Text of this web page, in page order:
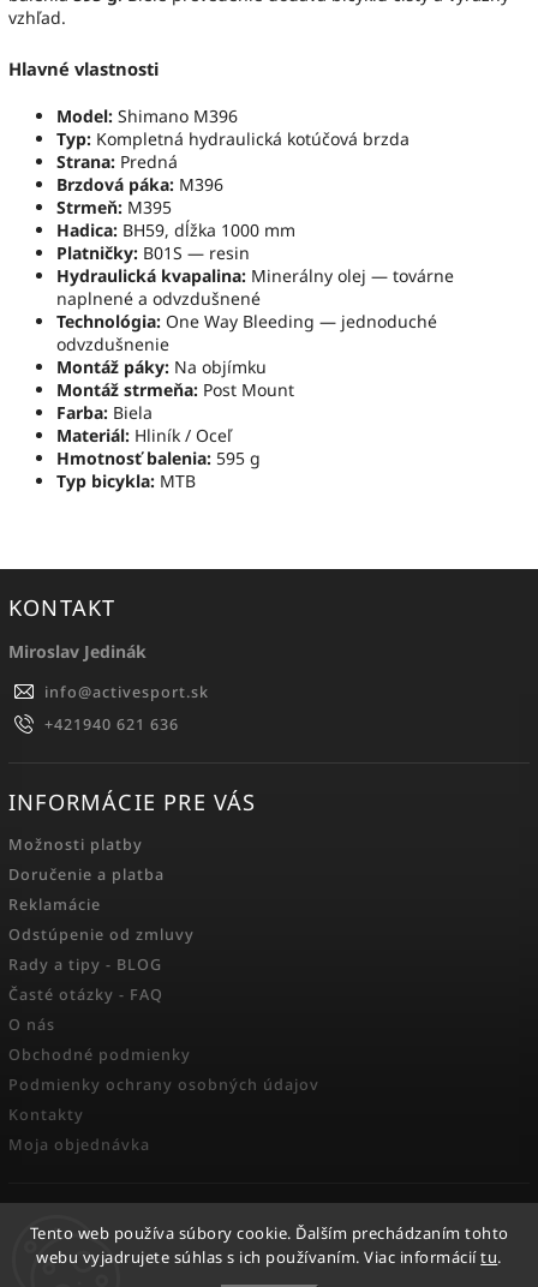
Tento web používa súbory cookie. Ďalším prechádzaním tohto
webu vyjadrujete súhlas s ich používaním. Viac informáciítu.
vzhľad.
Hlavné vlastnosti
Model: Shimano M396
Typ: Kompletná hydraulická kotúčová brzda
Strana: Predná
Brzdová páka: M396
Strmeň: M395
Hadica: BH59, dĺžka 1000 mm
Platničky: B01S — resin
Hydraulická kvapalina: Minerálny olej — továrne
naplnené a odvzdušnené
Technológia: One Way Bleeding — jednoduché
odvzdušnenie
Montáž páky: Na objímku
Montáž strmeňa: Post Mount
Farba: Biela
Materiál: Hliník / Oceľ
Hmotnosť balenia: 595 g
Typ bicykla: MTB
KONTAKT
Miroslav Jedinák
info@activesport.sk
+421940 621 636
INFORMÁCIE PRE VÁS
Možnosti platby
Doručenie a platba
Reklamácie
Odstúpenie od zmluvy
Rady a tipy - BLOG
Časté otázky - FAQ
O nás
Obchodné podmienky
Podmienky ochrany osobných údajov
Kontakty
Moja objednávka
FACEBOOK